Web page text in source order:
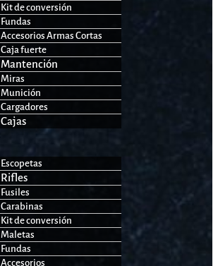
Kit de conversión
Fundas
Accesorios Armas Cortas
Caja fuerte
Mantención
Miras
Munición
Cargadores
Cajas
Escopetas
Rifles
Fusiles
Carabinas
Kit de conversión
Maletas
Fundas
Accesorios